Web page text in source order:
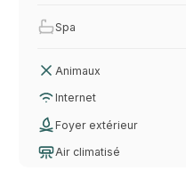
Spa
Animaux
Internet
Foyer extérieur
Air climatisé